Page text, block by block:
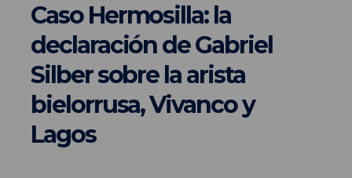
Caso Hermosilla: la
declaración de Gabriel
Silber sobre la arista
bielorrusa, Vivanco y
Lagos